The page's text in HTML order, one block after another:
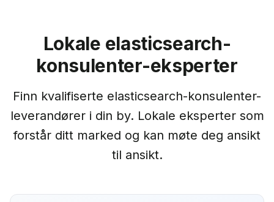
Lokale elasticsearch-
konsulenter-eksperter
Finn kvalifiserte elasticsearch-konsulenter-
leverandører i din by. Lokale eksperter som
forstår ditt marked og kan møte deg ansikt
til ansikt.